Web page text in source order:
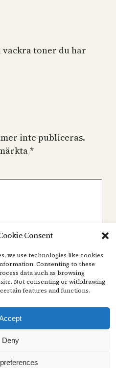
Consent
we use technologies like cookies
Consenting to these
data such as browsing
Not consenting or withdrawing
features and functions.
Deny
vackra toner du har
inte publiceras.
*